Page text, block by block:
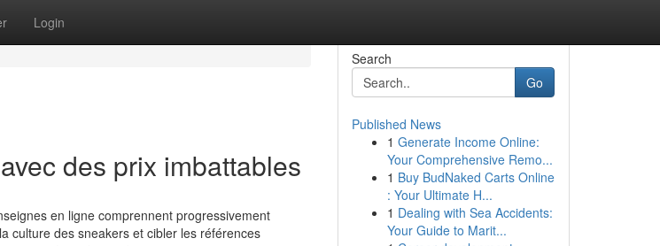
Login
des prix imbattables
en ligne comprennent progressivement
culture des sneakers et cibler les références
Search
Go
Published News
1 Generate Income Online:
Your Comprehensive Remo...
1 Buy BudNaked Carts Online
: Your Ultimate H...
1 Dealing with Sea Accidents:
Your Guide to Marit...